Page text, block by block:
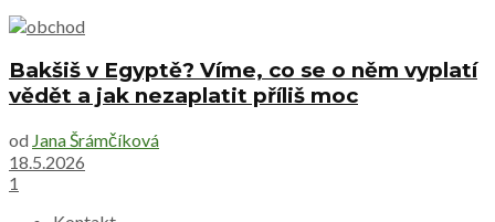
Bakšiš v Egyptě? Víme, co se o něm vyplatí
vědět a jak nezaplatit příliš moc
od Jana Šrámčíková
18.5.2026
1